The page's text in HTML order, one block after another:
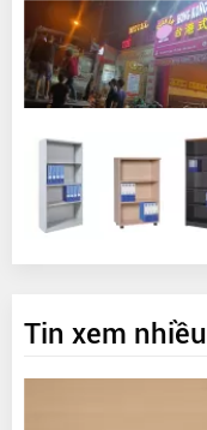
Tin xem nhiều